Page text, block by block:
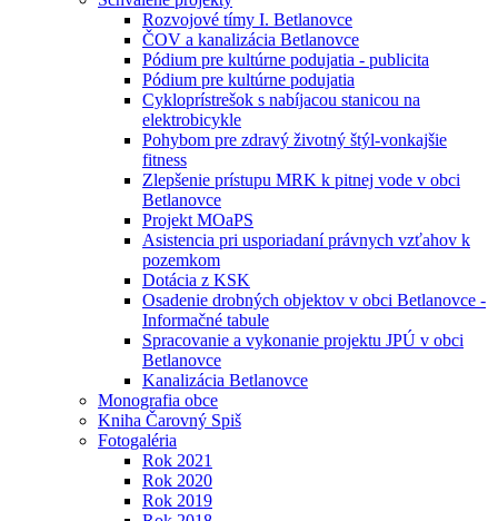
Rozvojové tímy I. Betlanovce
ČOV a kanalizácia Betlanovce
Pódium pre kultúrne podujatia - publicita
Pódium pre kultúrne podujatia
Cykloprístrešok s nabíjacou stanicou na
elektrobicykle
Pohybom pre zdravý životný štýl-vonkajšie
fitness
Zlepšenie prístupu MRK k pitnej vode v obci
Betlanovce
Projekt MOaPS
Asistencia pri usporiadaní právnych vzťahov k
pozemkom
Dotácia z KSK
Osadenie drobných objektov v obci Betlanovce -
Informačné tabule
Spracovanie a vykonanie projektu JPÚ v obci
Betlanovce
Kanalizácia Betlanovce
Monografia obce
Kniha Čarovný Spiš
Fotogaléria
Rok 2021
Rok 2020
Rok 2019